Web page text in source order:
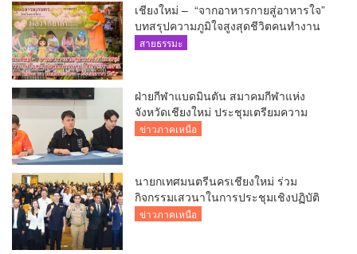
เชียงใหม่ – “จากอาหารกายสู่อาหารใจ”
บทสรุปความภูมิใจสูงสุดชีวิตคนทำงาน
ได้ถวายรายงาน “โคก หนอง นา วัดสันมะ
สายธรรมะ
ฝ่ายกีฬาแบดมินตัน สมาคมกีฬาแห่ง
จังหวัดเชียงใหม่ ประชุมเตรียมความ
พร้อมคัดเลือกนักกีฬาเยาวชน ยุวชน และ
ข่าวภาคเหนือ
นายกเทศมนตรีนครเชียงใหม่ ร่วม
กิจกรรมเสวนาในการประชุมเชิงปฏิบัติ
การป้องกันการทุจริตเชิงรุก ขับเคลื่อน
ข่าวภาคเหนือ